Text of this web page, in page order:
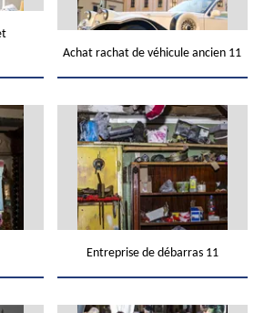
Achat rachat de véhicule ancien 11
Entreprise de débarras 11